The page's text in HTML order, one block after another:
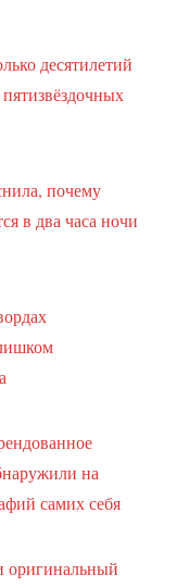
десятилетий
почему
в два часа ночи
на
самих себя